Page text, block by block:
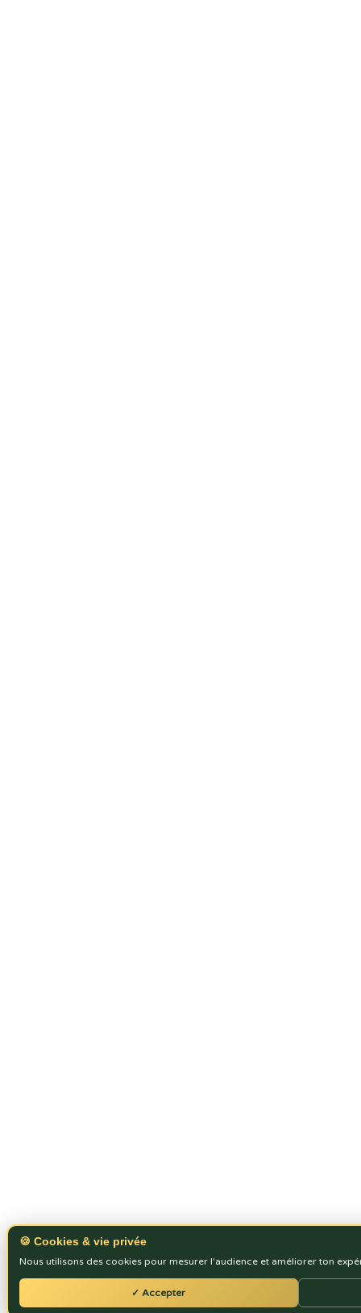
🍪 Cookies & vie privée
Nous utilisons des cookies pour mesurer l'audience et améliorer ton
✓ Accepter